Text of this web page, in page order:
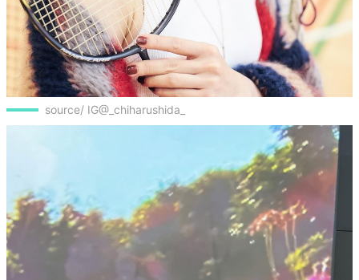
source/ IG@_chiharushida_